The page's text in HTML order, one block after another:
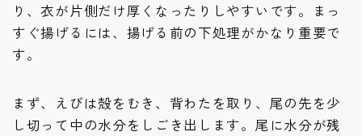
り、衣が片側だけ厚くなったりしやすいです。まっ
すぐ揚げるには、揚げる前の下処理がかなり重要で
す。
まず、えびは殻をむき、背わたを取り、尾の先を少
し切って中の水分をしごき出します。尾に水分が残